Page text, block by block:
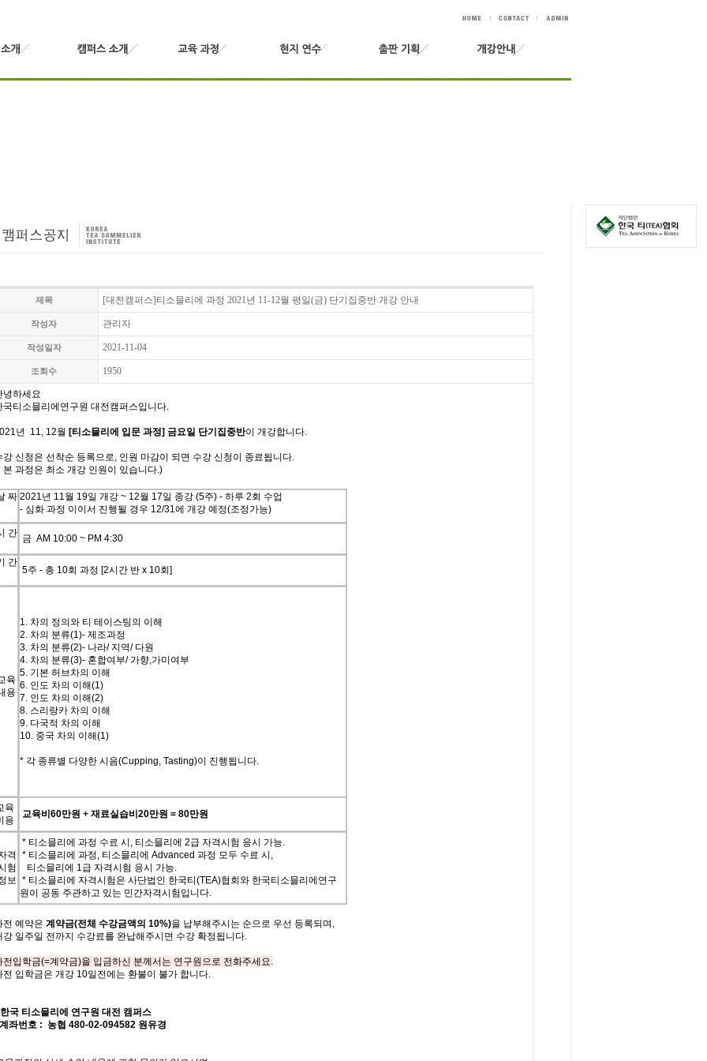
제목 [대전캠퍼스]티소믈리에 과정 2021년 11-12월 평일(금) 단기집중반 개강 안내
작성자 관리자
작성일자 2021-11-04
조회수 1950
녕하세요
국티소믈리에 연구원 대전캠퍼스입니다.
년 11, 12월 [티소믈리에 입문 과정] 금요일 단기집중반이 개강합니다.
강 신청은 선착순 등록으로, 인원 마감이 되면 수강 신청이 종료됩니다.
본 과정은 최소 개강 인원이 있습니다.)
짜 2021년 11월 19일 개강 ~ 12월 17일 종강 (5주) - 하루 2회 수업
- 심화 과정 이이서 진행될 경우 12/31에 개강 예정(조정가능)
간 금 AM 10:00 ~ PM 4:30
간
5주 - 총 10회 과정 [2시간 반 x 10회]
육
용
1. 차의 정의와 티 테이스팅의 이해
2. 차의 분류(1)- 제조과정
3. 차의 분류(2)- 나라/ 지역/ 다원
4. 차의 분류(3)- 혼합여부/ 가향,가미여부
5. 기본 허브차의 이해
6. 인도 차의 이해(1)
7. 인도 차의 이해(2)
8. 스리랑카 차의 이해
9. 다국적 차의 이해
10. 중국 차의 이해(1)
* 각 종류별 다양한 시음(Cupping, Tasting)이 진행됩니다.
육
용
교육비60만원 + 재료실습비20만원 = 80만원
격
험
보
* 티소믈리에 과정 수료 시, 티소믈리에 2급 자격시험 응시 가능.
* 티소믈리에 과정, 티소믈리에 Advanced 과정 모두 수료 시,
티소믈리에 1급 자격시험 응시 가능.
* 티소믈리에 자격시험은 사단법인 한국티(TEA)협회와 한국티소믈리에연 구
원이 공동 주관하고 있는 민간자격시험입니다.
전 예약은 계약금(전체 수강금액의 10%)을 납부해주시는 순으로 우선 등록되며 ,
강 일주일 전까지 수강료를 완납해주시면 수강 확정됩니 다.
전입학금(=계약금)을 입금하신 분께서는 연구원으로 전화주세요.
전 입학금은 개강 10일전에는 환불이 불가 합니다.
한국 티소믈리에 연구원 대전 캠퍼스
좌번호 : 농협 480-02-094582 원유경